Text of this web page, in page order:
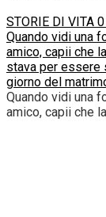
STORIE DI VITA 0
Quando vidi una
amico, capii che
stava per essere
giorno del
Quando vidi una
amico, capii che la